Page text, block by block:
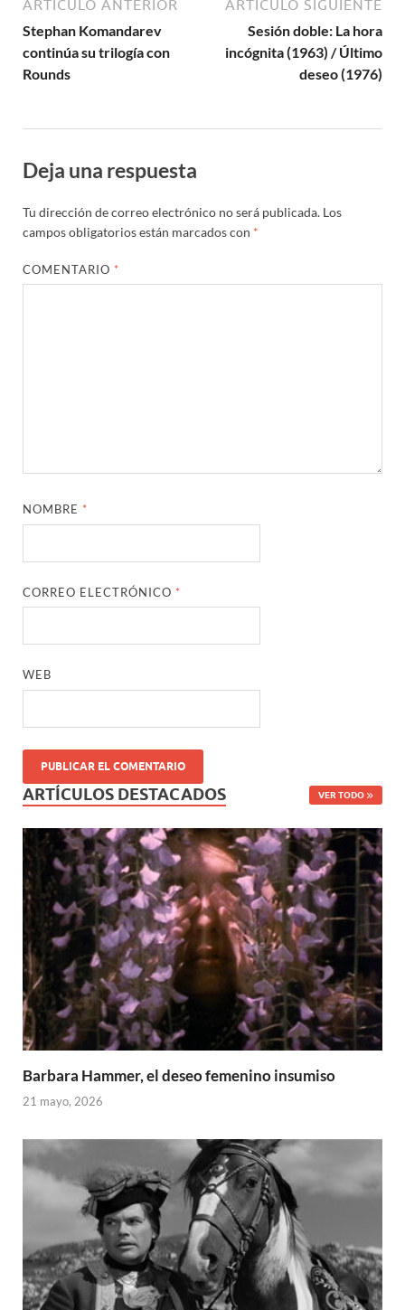
ARTÍCULO ANTERIOR
Stephan Komandarev
continúa su trilogía con
Rounds
ARTÍCULO SIGUIENTE
Sesión doble: La hora
incógnita (1963) / Último
deseo (1976)
Deja una respuesta
Tu dirección de correo electrónico no será publicada. Los
campos obligatorios están marcados con *
COMENTARIO *
NOMBRE *
CORREO ELECTRÓNICO *
WEB
ARTÍCULOS DESTACADOS VER TODO
Barbara Hammer, el deseo femenino insumiso
21 mayo, 2026